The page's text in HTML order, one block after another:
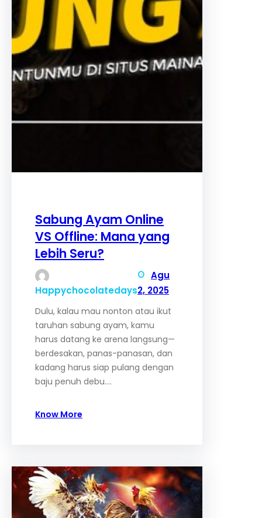
Sabung Ayam Online
VS Offline: Mana yang
Lebih Seru?
Happychocolatedays
Agu
2, 2025
Dulu, kalau mau nonton atau ikut
taruhan sabung ayam, kamu
harus datang ke arena langsung—
berdesakan, panas-panasan, dan
kadang harus siap pulang dengan
baju penuh debu.…
Know More